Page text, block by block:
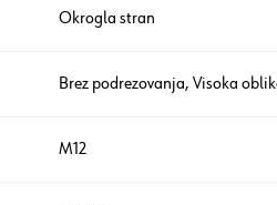
Okrogla stran
Brez podrezovanja, Visoka
M12